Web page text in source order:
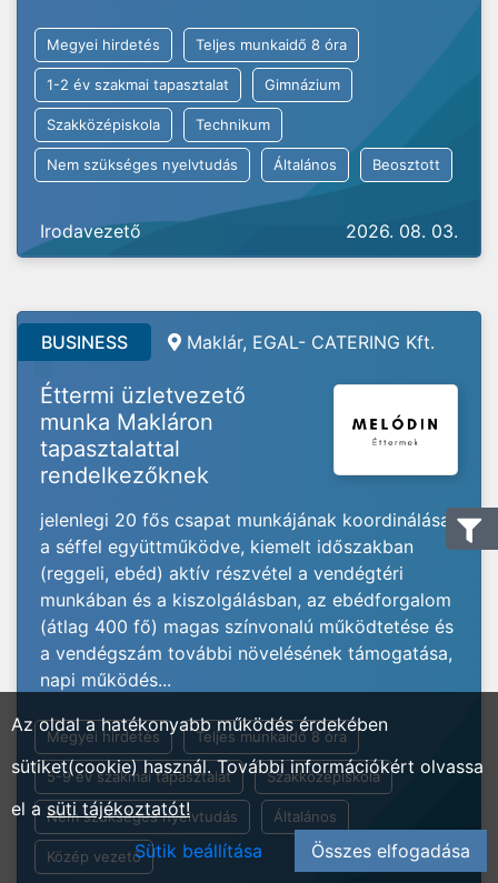
Megyei hirdetés Teljes munkaidő 8 óra
1-2 év szakmai tapasztalat Gimnázium
Szakközépiskola Technikum
Nem szükséges nyelvtudás Általános Beosztott
Irodavezető 2026. 08. 03.
BUSINESS Maklár, EGAL- CATERING Kft.
Éttermi üzletvezető
munka Makláron
tapasztalattal
rendelkezőknek
jelenlegi 20 fős csapat munkájának koordinálása
a séffel együttműködve, kiemelt időszakban
(reggeli, ebéd) aktív részvétel a vendégtéri
munkában és a kiszolgálásban, az ebédforgalom
(átlag 400 fő) magas színvonalú működtetése és
a vendégszám további növelésének támogatása,
napi működés...
Megyei hirdetés Teljes munkaidő 8 óra
5-9 év szakmai tapasztalat Szakközépiskola
Nem szükséges nyelvtudás Általános
Közép vezető
Az oldal a hatékonyabb működés érdekében
sütiket(cookie) használ. További információkért olvassa
el a süti tájékoztatót!
Sütik beállítása
Összes elfogadása